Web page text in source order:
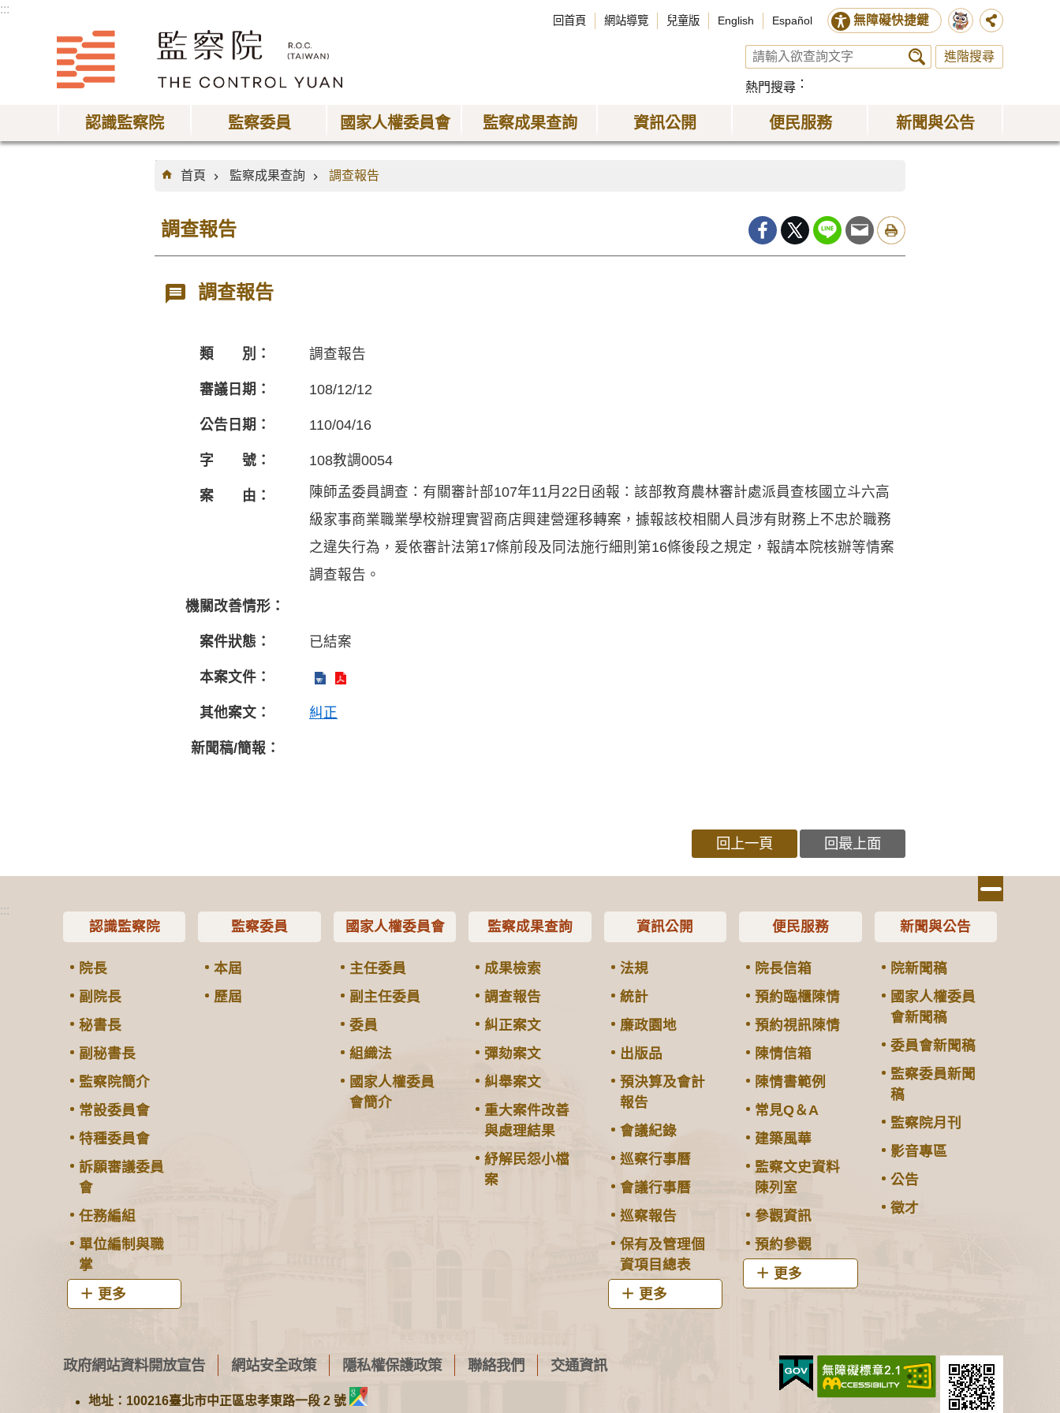
:::
回首頁 網站導覽 兒童版 English Español 無障礙快捷鍵
進階搜尋
熱門搜尋
認識監察院 監察委員 國家人權委員會 監察成果查詢 資訊公開 便民服務 新聞與公告
:::
首頁
監察成果查詢 調查報告
調查報告
調查報告
類 別： 調查報告
審議日期： 108/12/12
公告日期： 110/04/16
字 號： 108教調0054
案 由：
陳師孟委員調查：有關審計部107年11月22日函報：該部教育農林審計處派員查核國立斗六高
級家事商業職業學校辦理實習商店興建營運移轉案，據報該校相關人員涉有財務上不忠於職務
之違失行為，爰依審計法第17條前段及同法施行細則第16條後段之規定，報請本院核辦等情案
調查報告。
機關改善情形：
案件狀態： 已結案
本案文件：
其他案文： 糾正
新聞稿/簡報：
回上一頁 回最上面
:::
認識監察院
院長
副院長
秘書長
副秘書長
監察院簡介
常設委員會
特種委員會
訴願審議委員
會
任務編組
單位編制與職
掌
更多
監察委員
本屆
歷屆
國家人權委員會
主任委員
副主任委員
委員
組織法
國家人權委員
會簡介
監察成果查詢
成果檢索
調查報告
糾正案文
彈劾案文
糾舉案文
重大案件改善
與處理結果
紓解民怨小檔
案
資訊公開
法規
統計
廉政園地
出版品
預決算及會計
報告
會議紀錄
巡察行事曆
會議行事曆
巡察報告
保有及管理個
資項目總表
更多
便民服務
院長信箱
預約臨櫃陳情
預約視訊陳情
陳情信箱
陳情書範例
常見Q＆A
建築風華
監察文史資料
陳列室
參觀資訊
預約參觀
更多
新聞與公告
院新聞稿
國家人權委員
會新聞稿
委員會新聞稿
監察委員新聞
稿
監察院月刊
影音專區
公告
徵才
政府網站資料開放宣告 網站安全政策 隱私權保護政策 聯絡我們 交通資訊
地址：100216臺北市中正區忠孝東路一段 2 號